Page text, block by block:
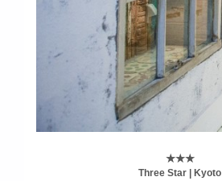
★★★
Three Star | Kyoto